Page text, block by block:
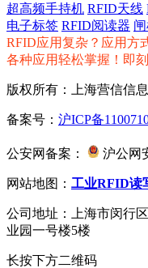
超高频手持机 RFID天线
电子标签 RFID阅读器
RFID应用复杂？应用方
各种应用轻松掌握！即
版权所有：上海营信信
备案号： 沪ICP备
公安网备案： 沪公网
网站地图： 工业RFID读
公司地址：上海市闵行
业园一号楼5楼
长按下方二维码